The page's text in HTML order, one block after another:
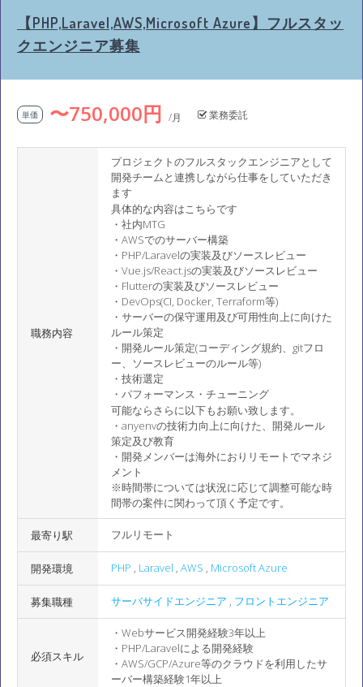
【PHP,Laravel,AWS,Microsoft Azure】フルスタッ
クエンジニア募集
単価 〜750,000円 /月 業務委託
職務内容
プロジェクトのフルスタックエンジニアとして
開発チームと連携しながら仕事をしていただき
ます
具体的な内容はこちらです
・社内MTG
・AWSでのサーバー構築
・PHP/Laravelの実装及びソースレビュー
・Vue.js/React.jsの実装及びソースレビュー
・Flutterの実装及びソースレビュー
・DevOps(CI, Docker, Terraform等)
・サーバーの保守運用及び可用性向上に向けた
ルール策定
・開発ルール策定(コーディング規約、gitフロ
ー、ソースレビューのルール等)
・技術選定
・パフォーマンス・チューニング
可能ならさらに以下もお願い致します。
・anyenvの技術力向上に向けた、開発ルール
策定及び教育
・開発メンバーは海外におりリモートでマネジ
メント
※時間帯については状況に応じて調整可能な時
間帯の案件に関わって頂く予定です。
最寄り駅 フルリモート
開発環境 PHP , Laravel , AWS , Microsoft Azure
募集職種 サーバサイドエンジニア , フロントエンジニア
必須スキル
・Webサービス開発経験3年以上
・PHP/Laravelによる開発経験
・AWS/GCP/Azure等のクラウドを利用したサ
ーバー構築経験1年以上